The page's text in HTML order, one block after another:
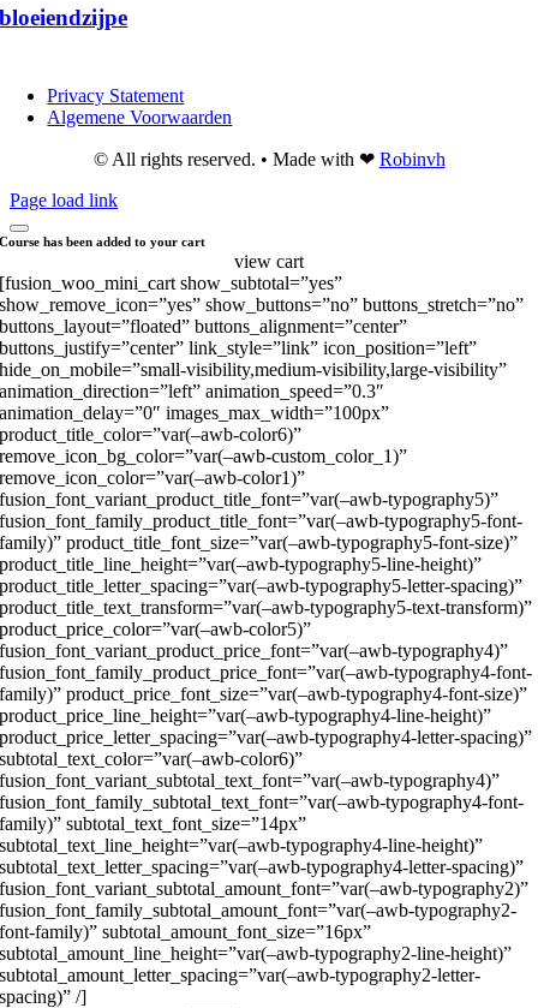
bloeiendzijpe
Privacy Statement
Algemene Voorwaarden
© All rights reserved. • Made with ❤ Robinvh
Page load link
Course has been added to your cart
view cart
[fusion_woo_mini_cart show_subtotal=”yes”
show_remove_icon=”yes” show_buttons=”no” buttons_stretch=”no”
buttons_layout=”floated” buttons_alignment=”center”
buttons_justify=”center” link_style=”link” icon_position=”left”
hide_on_mobile=”small-visibility,medium-visibility,large-visibility”
animation_direction=”left” animation_speed=”0.3″
animation_delay=”0″ images_max_width=”100px”
product_title_color=”var(–awb-color6)”
remove_icon_bg_color=”var(–awb-custom_color_1)”
remove_icon_color=”var(–awb-color1)”
fusion_font_variant_product_title_font=”var(–awb-typography5)”
fusion_font_family_product_title_font=”var(–awb-typography5-font-
family)” product_title_font_size=”var(–awb-typography5-font-size)”
product_title_line_height=”var(–awb-typography5-line-height)”
product_title_letter_spacing=”var(–awb-typography5-letter-spacing)”
product_title_text_transform=”var(–awb-typography5-text-transform)”
product_price_color=”var(–awb-color5)”
fusion_font_variant_product_price_font=”var(–awb-typography4)”
fusion_font_family_product_price_font=”var(–awb-typography4-font-
family)” product_price_font_size=”var(–awb-typography4-font-size)”
product_price_line_height=”var(–awb-typography4-line-height)”
product_price_letter_spacing=”var(–awb-typography4-letter-spacing)”
subtotal_text_color=”var(–awb-color6)”
fusion_font_variant_subtotal_text_font=”var(–awb-typography4)”
fusion_font_family_subtotal_text_font=”var(–awb-typography4-font-
family)” subtotal_text_font_size=”14px”
subtotal_text_line_height=”var(–awb-typography4-line-height)”
subtotal_text_letter_spacing=”var(–awb-typography4-letter-spacing)”
fusion_font_variant_subtotal_amount_font=”var(–awb-typography2)”
fusion_font_family_subtotal_amount_font=”var(–awb-typography2-
font-family)” subtotal_amount_font_size=”16px”
subtotal_amount_line_height=”var(–awb-typography2-line-height)”
subtotal_amount_letter_spacing=”var(–awb-typography2-letter-
spacing)” /]